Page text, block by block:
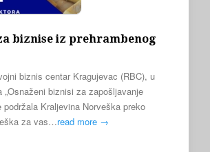
biznise iz prehrambenog
biznis centar Kragujevac (RBC), u
„Osnaženi biznisi za zapošljavanje
podržala Kraljevina Norveška preko
za vas…read more →